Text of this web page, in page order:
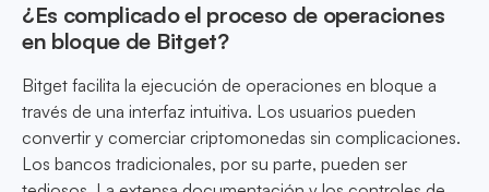
¿Es complicado el proceso de operaciones
en bloque de Bitget?
Bitget facilita la ejecución de operaciones en bloque a
través de una interfaz intuitiva. Los usuarios pueden
convertir y comerciar criptomonedas sin complicaciones.
Los bancos tradicionales, por su parte, pueden ser